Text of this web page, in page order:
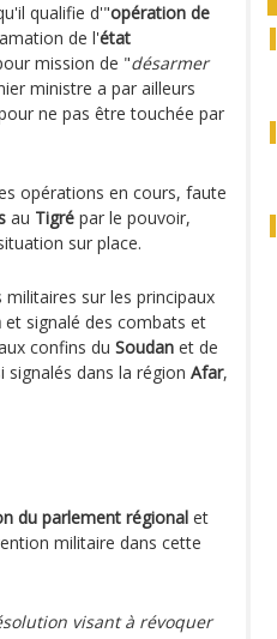
qualifie d'"opération de
de l'état
mission de "désarmer
ministre a par ailleurs
ne pas être touchée par
opérations en cours, faute
au Tigré par le pouvoir,
sur place.
sur les principaux
et signalé des combats et
confins du Soudan et de
dans la région Afar,
du parlement régional et
militaire dans cette
visant à révoquer